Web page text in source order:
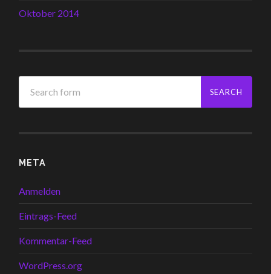
Oktober 2014
META
Anmelden
Eintrags-Feed
Kommentar-Feed
WordPress.org